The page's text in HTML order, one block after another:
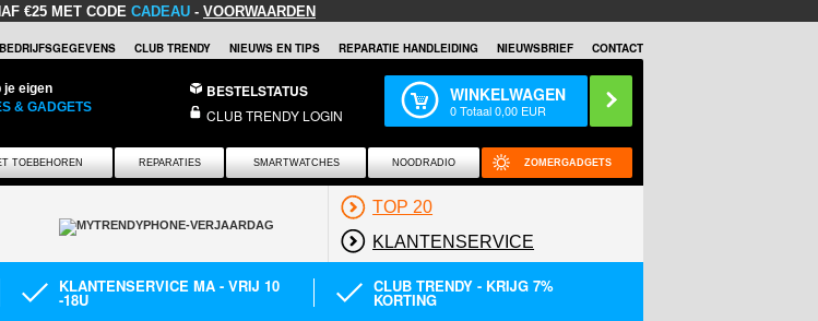
€25 MET CODE CADEAU - VOORWAARDEN
BEDRIJFSGEGEVENS CLUB TRENDY NIEUWS EN TIPS REPARATIE HANDLEIDING NIEUWSBRIEF CONTACT
je eigen
& GADGETS
BESTELSTATUS
CLUB TRENDY LOGIN
WINKELWAGEN
0Totaal0,00 EUR
TOEBEHOREN REPARATIES SMARTWATCHES NOODRADIO ZOMERGADGETS
TOP 20
KLANTENSERVICE
KLANTENSERVICE MA - VRIJ 10
-18U
CLUB TRENDY - KRIJG 7%
KORTING